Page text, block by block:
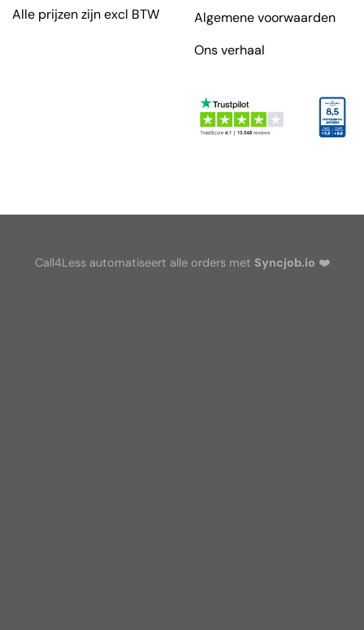
Alle prijzen zijn excl BTW
Algemene voorwaarden
Ons verhaal
Call4Less automatiseert alle orders met Syncjob.io ❤️